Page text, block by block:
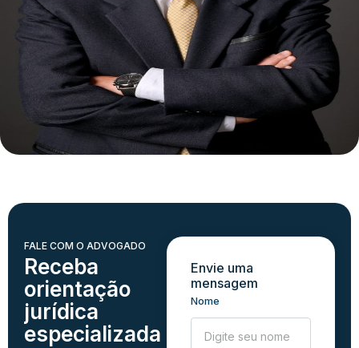
FALE COM O ADVOGADO
Receba
orientação
jurídica
especializada
Envie uma
mensagem
Nome